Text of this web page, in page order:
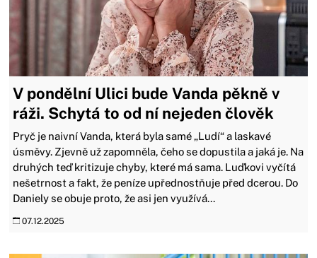
V pondělní Ulici bude Vanda pěkně v
ráži. Schytá to od ní nejeden člověk
Pryč je naivní Vanda, která byla samé „Ludí“ a laskavé
úsměvy. Zjevně už zapomněla, čeho se dopustila a jaká je. Na
druhých teď kritizuje chyby, které má sama. Luďkovi vyčítá
nešetrnost a fakt, že peníze upřednostňuje před dcerou. Do
Daniely se obuje proto, že asi jen využívá...
07.12.2025